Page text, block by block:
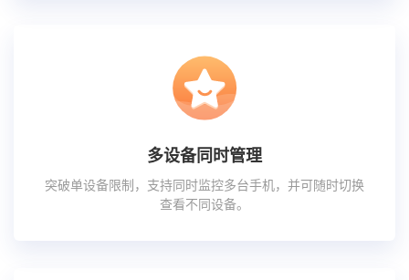
多设备同时管理
突破单设备限制，支持同时监控多台手机，并可随时切换
查看不同设备。